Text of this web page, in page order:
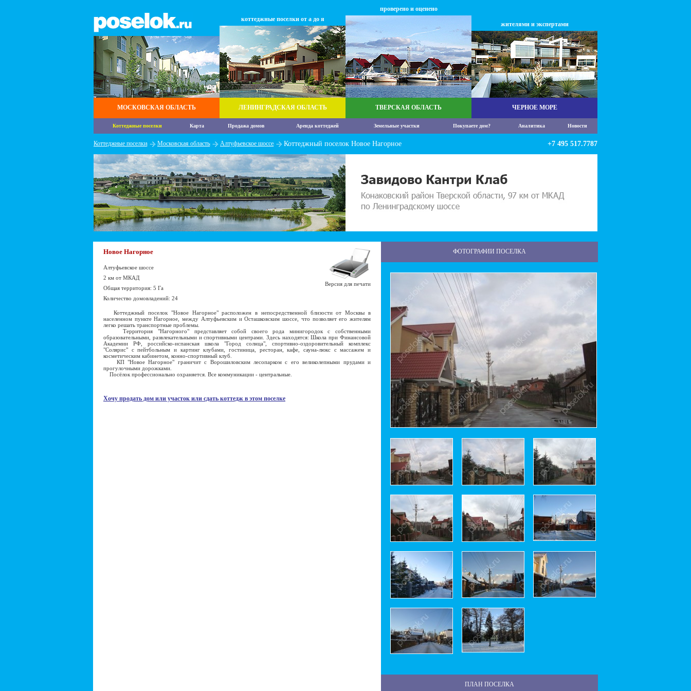
МОСКОВСКАЯ ОБЛАСТЬ
коттеджные поселки от а до я
ЛЕНИНГРАДСКАЯ ОБЛАСТЬ
проверено и оценено
ТВЕРСКАЯ ОБЛАСТЬ
жителями и экспертами
ЧЕРНОЕ МОРЕ
Коттеджные поселки Карта Продажа домов Аренда коттеджей Земельные участки Покупаете дом? Аналитика Новости
Коттеджные поселки Московская область Алтуфьевское шоссе Коттеджный поселок Новое Нагорное +7 495 517.7787
Новое Нагорное
Алтуфьевское шоссе
2 км от МКАД
Общая территория: 5 Га
Количество домовладений: 24
Версия для печати
Коттеджный поселок "Новое Нагорное" расположен в непосредственной близости от Москвы в
населенном пункте Нагорное, между Алтуфьевским и Осташковским шоссе, что позволяет его жителям
легко решать транспортные проблемы.
Территория "Нагорного" представляет собой своего рода минигородок с собственными
образовательными, развлекательными и спортивными центрами. Здесь находятся: Школа при Финансовой
Академии РФ, российско-испанская школа "Город солнца", спортивно-оздоровительный комплекс
"Солярис" с пейтбольным и картинг клубами, гостиница, ресторан, кафе, сауна-люкс с массажем и
косметическим кабинетом, конно-спортивный клуб.
КП "Новое Нагорное" граничит с Ворошиловским лесопарком с его великолепными прудами и
прогулочными дорожками.
Посёлок профессионально охраняется. Все коммуникации - центральные.
Хочу продать дом или участок или сдать коттедж в этом поселке
ФОТОГРАФИИ ПОСЕЛКА
ПЛАН ПОСЕЛКА